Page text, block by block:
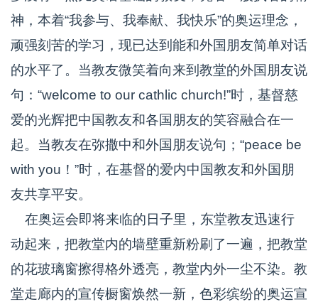
神，本着“我参与、我奉献、我快乐”的奥运理念，
顽强刻苦的学习，现已达到能和外国朋友简单对话
的水平了。当教友微笑着向来到教堂的外国朋友说
句：“welcome to our cathlic church!”时，基督慈
爱的光辉把中国教友和各国朋友的笑容融合在一
起。当教友在弥撒中和外国朋友说句；“peace be
with you！”时，在基督的爱内中国教友和外国朋
友共享平安。
在奥运会即将来临的日子里，东堂教友迅速行
动起来，把教堂内的墙壁重新粉刷了一遍，把教堂
的花玻璃窗擦得格外透亮，教堂内外一尘不染。教
堂走廊内的宣传橱窗焕然一新，色彩缤纷的奥运宣